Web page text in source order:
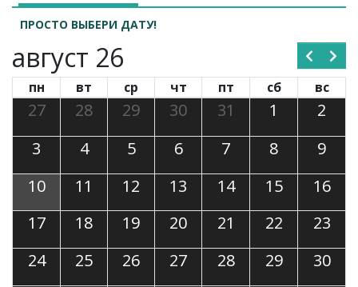
ПРОСТО ВЫБЕРИ ДАТУ!
август 26
пн вт ср чт пт сб вс
27 28 29 30 31 1
2
3
4 5 6 7 8
9
10
11 12 13 14 15
16
17
18 19 20 21 22
23
24
25 26 27 28 29
30